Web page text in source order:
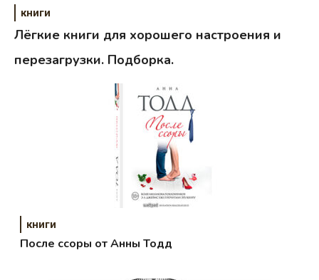
книги
Лёгкие книги для хорошего настроения и
перезагрузки. Подборка.
книги
После ссоры от Анны Тодд